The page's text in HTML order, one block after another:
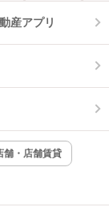
ック
ネット無料
産アプリ
舗・店舗賃貸